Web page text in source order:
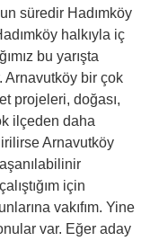
süredir Hadımköy
halkıyla iç
bu yarışta
Arnavutköy bir çok
projeleri, doğası,
ilçeden daha
Arnavutköy
için
vakıfım. Yine
var. Eğer aday